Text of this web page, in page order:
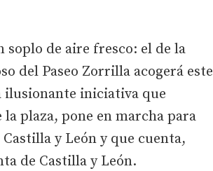
soplo de aire fresco: el de la
del Paseo Zorrilla acogerá este
ilusionante iniciativa que
la plaza, pone en marcha para
y León y que cuenta,
de Castilla y León.